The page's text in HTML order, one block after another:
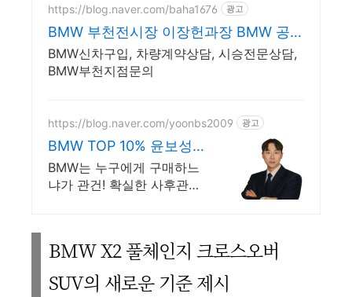
https://blog.naver.com/baha1676 광고
BMW 부천전시장 이장헌과장 BMW 공식
판매직원
BMW신차구입, 차량계약상담, 시승전문상담,
BMW부천지점문의
https://blog.naver.com/yoonbs2009 광고
BMW TOP 10% 윤보성
도이치모터스
BMW는 누구에게 구매하느
냐가 관건! 확실한 사후관리
BMW X2 풀체인지 크로스오버
SUV의 새로운 기준 제시